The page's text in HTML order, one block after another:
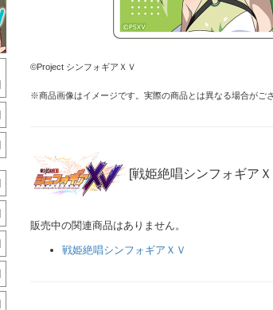
©Project シンフォギアＸＶ
※商品画像はイメージです。実際の商品とは異なる場合がござ
[戦姫絶唱シンフォギア
販売中の関連商品はありません。
戦姫絶唱シンフォギアＸＶ